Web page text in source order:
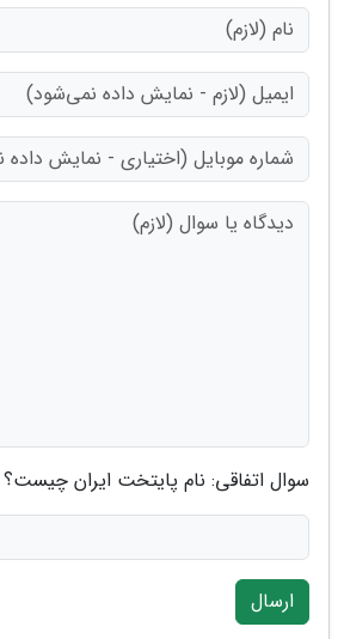
سوال اتفاقی: نام پایتخت ایران چیست؟
ارسال